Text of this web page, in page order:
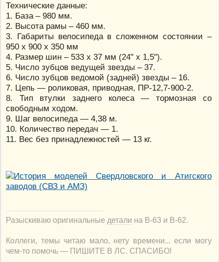
Технические данные:
1. База – 980 мм.
2. Высота рамы – 460 мм.
3. Габариты велосипеда в сложенном состоянии –
950 х 900 х 350 мм
4. Размер шин – 533 х 37 мм (24" х 1,5").
5. Число зубцов ведущей звезды – 37.
6. Число зубцов ведомой (задней) звезды – 16.
7. Цепь — роликовая, приводная, ПР-12,7-900-2.
8. Тип втулки заднего колеса — тормозная со
свободным ходом.
9. Шаг велосипеда — 4,38 м.
10. Количество передач — 1.
11. Вес без принадлежностей — 13 кг.
Разыскиваю оригинальные детали на В-63 и В-62.
Коллеги, темы читаю мало, нету времени... если могу
чем-то помочь — ПИШИТЕ В ЛС. СПАСИБО!